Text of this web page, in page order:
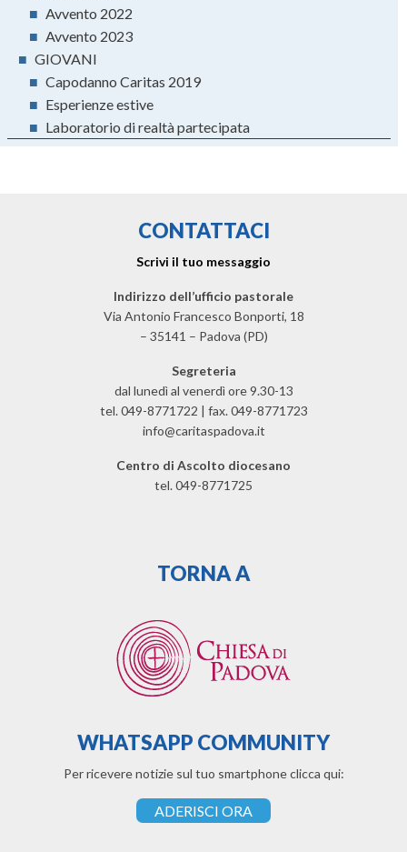
■ Avvento 2022
■ Avvento 2023
■ GIOVANI
■ Capodanno Caritas 2019
■ Esperienze estive
■ Laboratorio di realtà partecipata
CONTATTACI
Scrivi il tuo messaggio
Indirizzo dell’ufficio pastorale
Via Antonio Francesco Bonporti, 18
– 35141 – Padova (PD)
Segreteria
dal lunedì al venerdì ore 9.30-13
tel. 049-8771722 | fax. 049-8771723
info@caritaspadova.it
Centro di Ascolto diocesano
tel. 049-8771725
TORNA A
WHATSAPP COMMUNITY
Per ricevere notizie sul tuo smartphone clicca qui:
ADERISCI ORA